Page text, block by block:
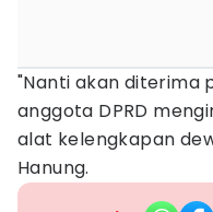
"Nanti akan diterima
anggota DPRD
alat kelengkapan
Hanung. ‎